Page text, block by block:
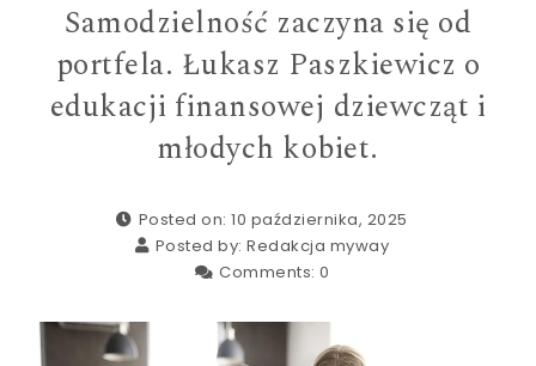
Samodzielność zaczyna się od
portfela. Łukasz Paszkiewicz o
edukacji finansowej dziewcząt i
młodych kobiet.
Posted on: 10 października, 2025
Posted by: Redakcja myway
Comments: 0